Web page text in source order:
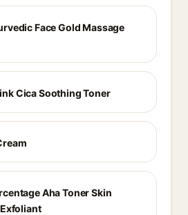
Face Gold Massage
Cica Soothing Toner
Aha Toner Skin